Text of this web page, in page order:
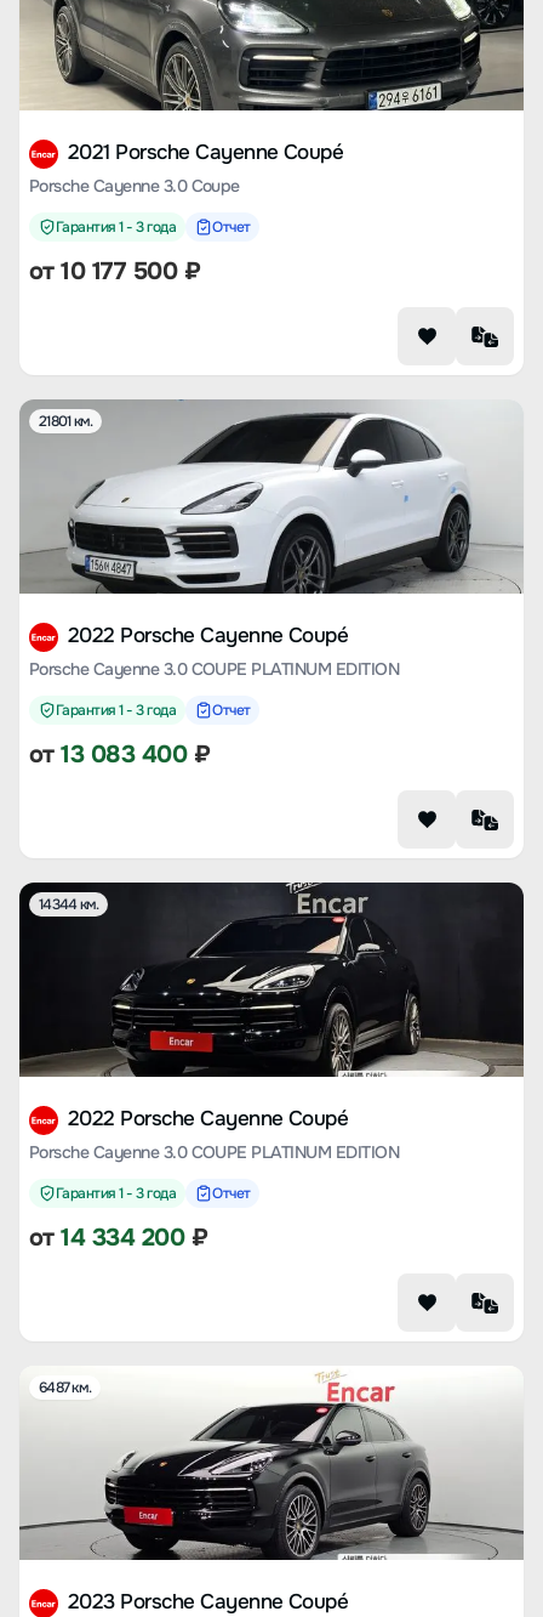
2021 Porsche Cayenne Coupé
Porsche Cayenne 3.0 Coupe
Гарантия 1 - 3 года Отчет
от10 177 500₽
21801 км.
2022 Porsche Cayenne Coupé
Porsche Cayenne 3.0 COUPE PLATINUM EDITION
Гарантия 1 - 3 года Отчет
от13 083 400₽
14344 км.
2022 Porsche Cayenne Coupé
Porsche Cayenne 3.0 COUPE PLATINUM EDITION
Гарантия 1 - 3 года Отчет
от14 334 200₽
6487 км.
2023 Porsche Cayenne Coupé